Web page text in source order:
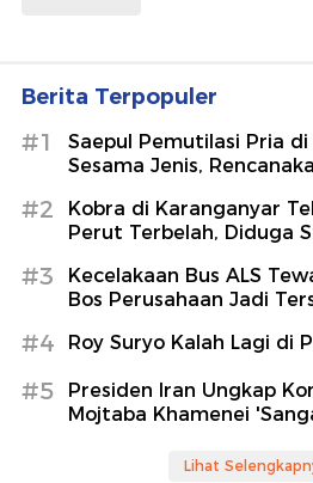
Berita Terpopuler
#1
Saepul Pemutilasi Pria
Sesama Jenis,
#2
Kobra di Karanganyar
Perut Terbelah, Diduga
#3
Kecelakaan Bus ALS
Bos Perusahaan Jadi
#4 Roy Suryo Kalah Lagi di
#5
Presiden Iran Ungkap
Mojtaba Khamenei
Lihat